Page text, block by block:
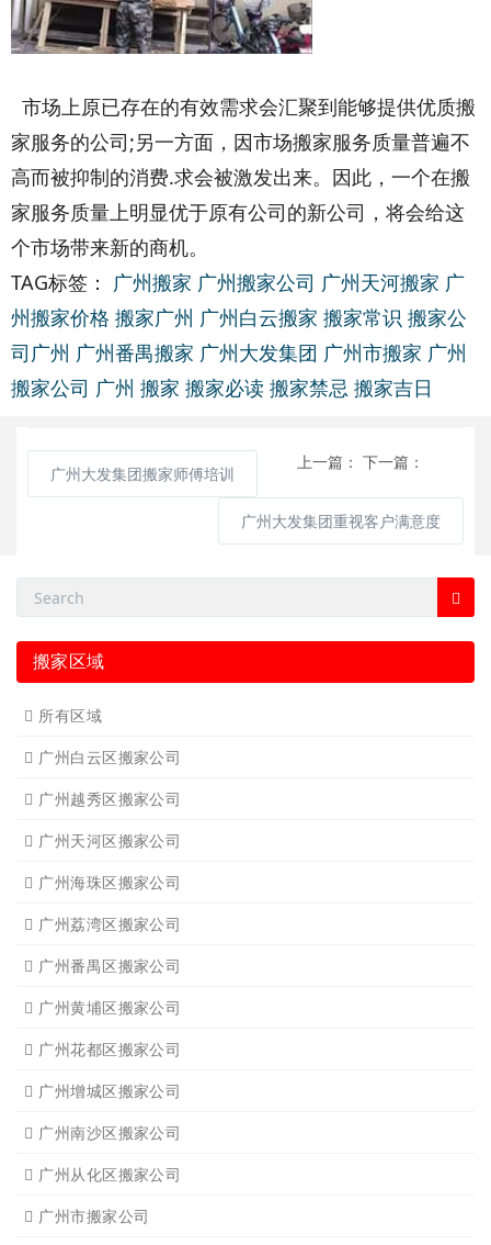
市场上原已存在的有效需求会汇聚到能够提供优质搬
家服务的公司;另一方面，因市场搬家服务质量普遍不
高而被抑制的消费.求会被激发出来。因此，一个在搬
家服务质量上明显优于原有公司的新公司，将会给这
个市场带来新的商机。
TAG标签： 广州搬家 广州搬家公司 广州天河搬家 广
州搬家价格 搬家广州 广州白云搬家 搬家常识 搬家公
司广州 广州番禺搬家 广州大发集团 广州市搬家 广州
搬家公司 广州 搬家 搬家必读 搬家禁忌 搬家吉日
上一篇：
广州大发集团搬家师傅培训
下一篇：
广州大发集团重视客户满意度
搬家区域
所有区域
广州白云区搬家公司
广州越秀区搬家公司
广州天河区搬家公司
广州海珠区搬家公司
广州荔湾区搬家公司
广州番禺区搬家公司
广州黄埔区搬家公司
广州花都区搬家公司
广州增城区搬家公司
广州南沙区搬家公司
广州从化区搬家公司
广州市搬家公司